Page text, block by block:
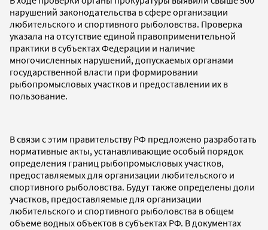
нарушений законодательства в сфере организации
любительского и спортивного рыболовства. Проверка
указала на отсутствие единой правоприменительной
практики в субъектах Федерации и наличие
многочисленных нарушений, допускаемых органами
государственной власти при формировании
рыбопромысловых участков и предоставлении их в
пользование.
В связи с этим правительству РФ предложено разработать
нормативные акты, устанавливающие особый порядок
определения границ рыбопромысловых участков,
предоставляемых для организации любительского и
спортивного рыболовства. Будут также определены доли
участков, предоставляемые для организации
любительского и спортивного рыболовства в общем
объеме водных объектов в субъектах РФ. В документах